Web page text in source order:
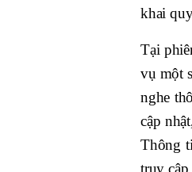
khai
Tại
vụ một
nghe
cập
Thông